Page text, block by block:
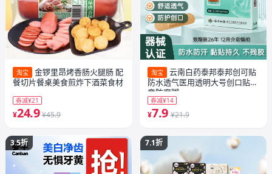
淘宝
金锣里昂烤香肠火腿肠 配
餐切片餐桌美食煎炸下酒菜食材
券减¥21
¥24.9 ¥45.9
3.5折
淘宝
云南白药泰邦泰邦创可贴
防水透气医用透明大号创口贴儿
童防磨脚
券减¥14
¥7.9 ¥21.9
7.1折